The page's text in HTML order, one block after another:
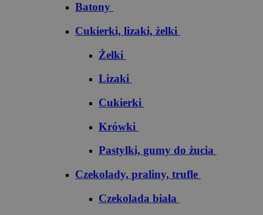
Batony
Cukierki, lizaki, żelki
Żelki
Lizaki
Cukierki
Krówki
Pastylki, gumy do żucia
Czekolady, praliny, trufle
Czekolada biała